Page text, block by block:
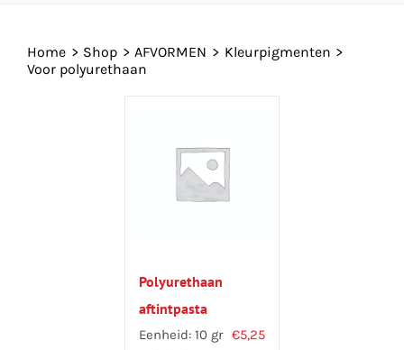
Home Shop AFVORMEN
Kleurpigmenten
Voor polyurethaan
Polyurethaan
aftintpasta
Eenheid: 10 gr €5,25